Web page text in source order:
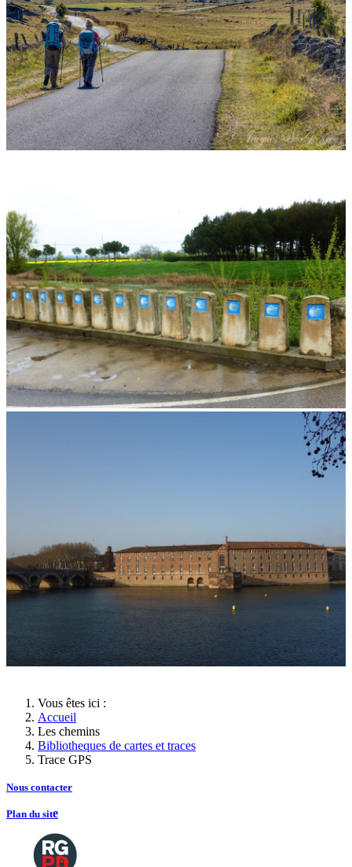
Vous êtes ici :
Accueil
Les chemins
Bibliotheques de cartes et traces
Trace GPS
Nous contacter
Plan du site